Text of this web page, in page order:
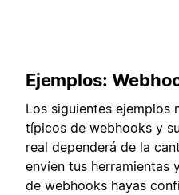
Ejemplos:
Los siguientes ejemplos
típicos de webhooks y
real dependerá de la
envíen tus herramientas
de webhooks hayas